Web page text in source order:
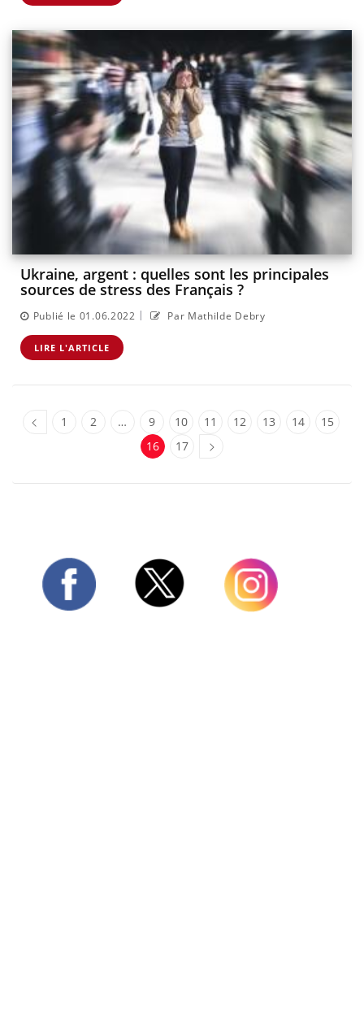
Ukraine, argent : quelles sont les principales
sources de stress des Français ?
Publié le 01.06.2022 | Par Mathilde Debry
LIRE L'ARTICLE
1 2 … 9 10 11 12 13 14
15
16
17